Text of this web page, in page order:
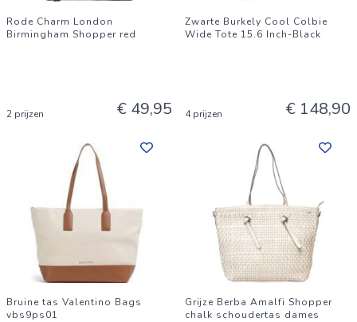
Rode Charm London
Birmingham Shopper red
2 prijzen € 49,95
Zwarte Burkely Cool Colbie
Wide Tote 15.6 Inch-Black
4 prijzen € 148,90
Bruine tas Valentino Bags
vbs9ps01
Grijze Berba Amalfi Shopper
chalk schoudertas dames